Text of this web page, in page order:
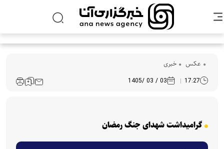
عکس خبری
17:27
03 / 03 /1405
گرامیداشت شهدای جنگ رمضان